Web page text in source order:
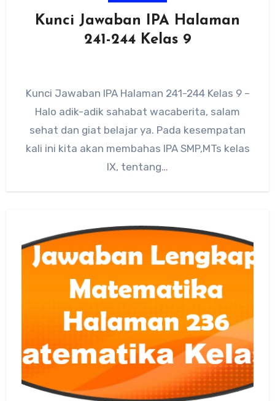
Kunci Jawaban IPA Halaman
241-244 Kelas 9
Kunci Jawaban IPA Halaman 241-244 Kelas 9 –
Halo adik-adik sahabat wacaberita, salam
sehat dan giat belajar ya. Pada kesempatan
kali ini kita akan membahas IPA SMP,MTs kelas
IX, tentang…